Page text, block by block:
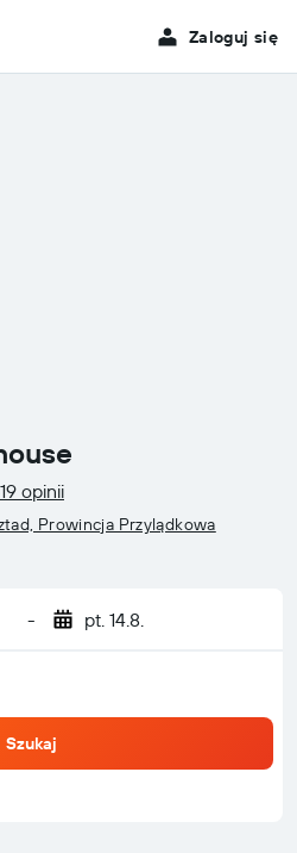
Zaloguj się
opinii
Prowincja Przylądkowa
- pt. 14.8.
Szukaj